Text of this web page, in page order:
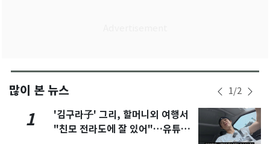
많이 본 뉴스 1/2
1
'김구라子' 그리, 할머니외 여행서
"친모 전라도에 잘 있어"…유튜브